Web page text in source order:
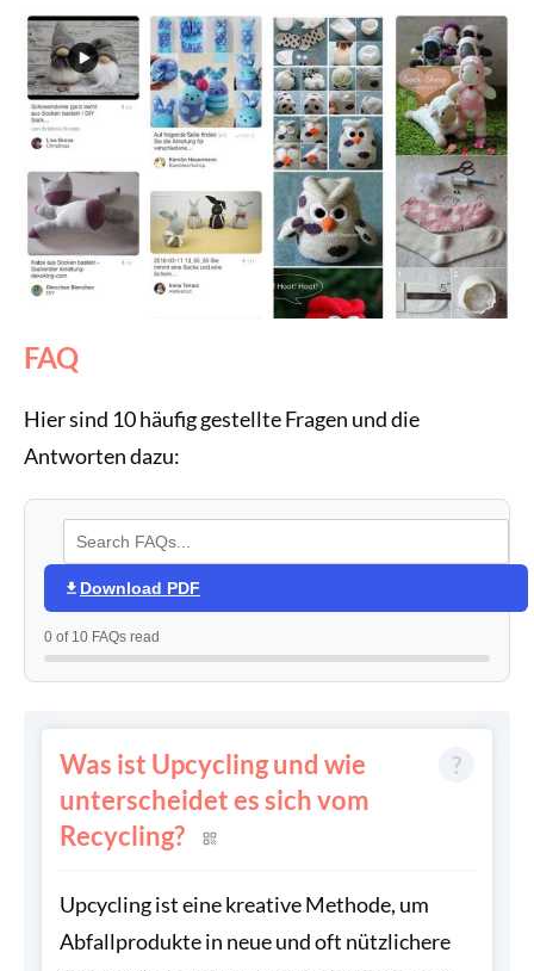
FAQ
Hier sind 10 häufig gestellte Fragen und die
Antworten dazu:
Download PDF
0 of 10 FAQs read
Was ist Upcycling und wie
unterscheidet es sich vom
Recycling?
Upcycling ist eine kreative Methode, um
Abfallprodukte in neue und oft nützlichere